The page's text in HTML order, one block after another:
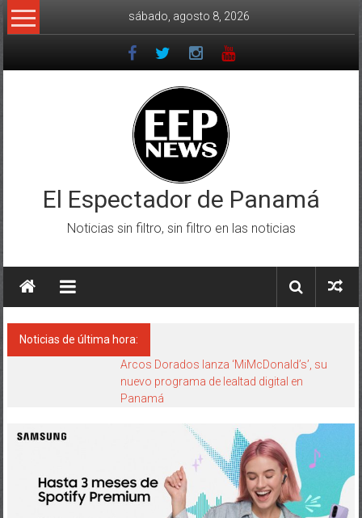
Saltar
al
sábado, agosto 8, 2026
El Espectador de Panamá
Noticias sin filtro, sin filtro en las noticias
Noticias de última hora:
Arcos Dorados lanza ‘MiMcDonald’s’, su
nuevo programa de lealtad digital en
Panamá